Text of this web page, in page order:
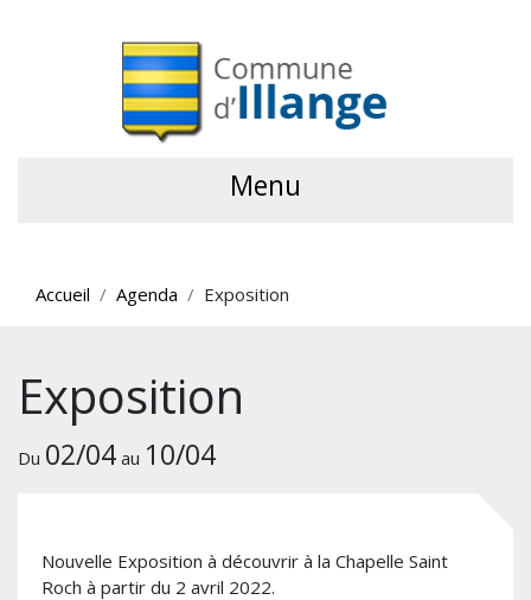
Menu
Accueil Agenda Exposition
Exposition
Du 02/04 au 10/04
Nouvelle Exposition à découvrir à la Chapelle Saint
Roch à partir du 2 avril 2022.